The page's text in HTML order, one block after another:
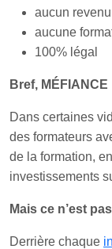
aucun
aucune
100% légal
Bref, MÉFIANCE
Dans certaines
des formateurs
de la formation,
investissements
Mais ce n’est
Derrière chaque